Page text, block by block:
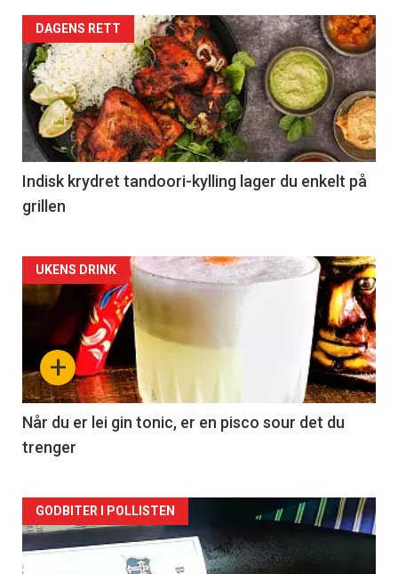
DAGENS RETT
Indisk krydret tandoori-kylling lager du enkelt på
grillen
Forsiden
akkurat
nå
-
2
+
UKENS DRINK
Når du er lei gin tonic, er en pisco sour det du
trenger
Forsiden
akkurat
GODBITER I POLLISTEN